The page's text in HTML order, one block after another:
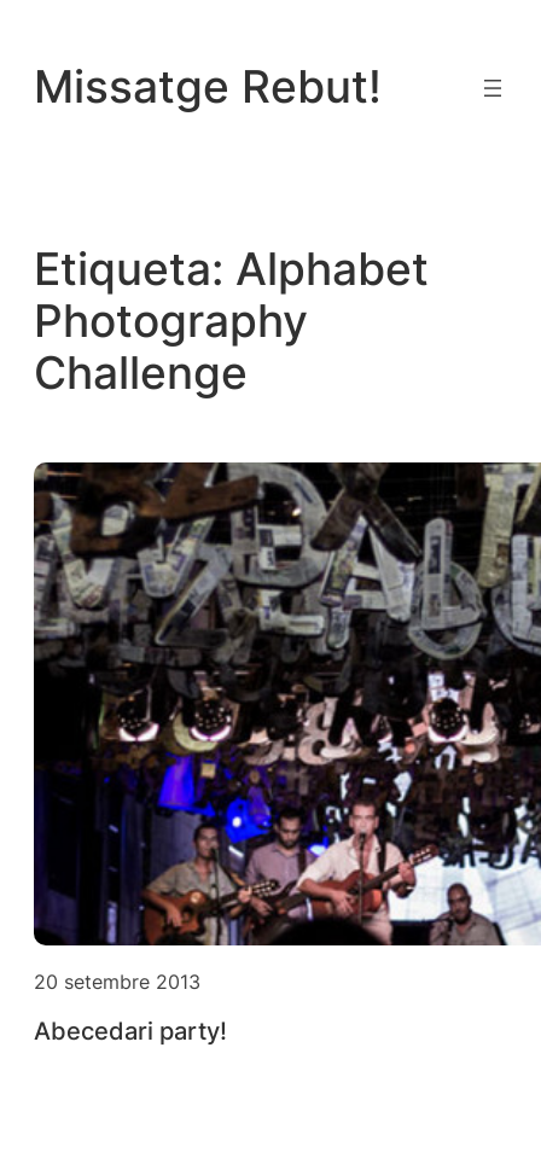
contingut
Missatge Rebut!
Etiqueta: Alphabet
Photography
Challenge
20 setembre 2013
Abecedari party!